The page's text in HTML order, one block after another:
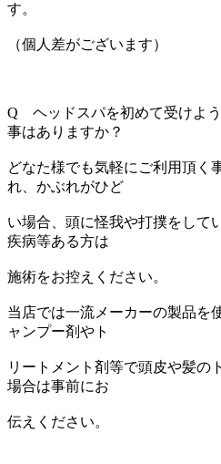
す。
（個人差がございます）
Q ヘッドスパを初めて受けよ
事はありますか？
どなた様でも気軽にご利用頂く
れ、かぶれがひど
い場合、頭に怪我や打撲をして
疾病等ある方は
施術をお控えください。
当店では一流メーカーの製品を
ャンプー剤やト
リートメント剤等で頭皮や髪の
場合は事前にお
伝えください。